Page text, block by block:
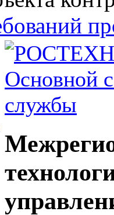
Основной
службы